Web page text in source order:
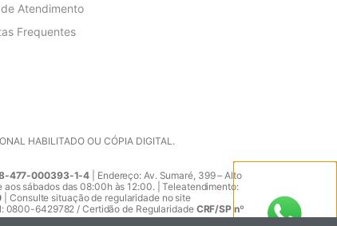
Atendimento
Frequentes
HABILITADO OU CÓPIA DIGITAL.
477-000393-1-4 | Endereço: Av. Sumaré, 399 – Alto
sábados das 08:00h às 12:00. | Teleatendimento:
| Consulte situação de regularidade no site
0800-6429782 / Certidão de Regularidade CRF/SP nº